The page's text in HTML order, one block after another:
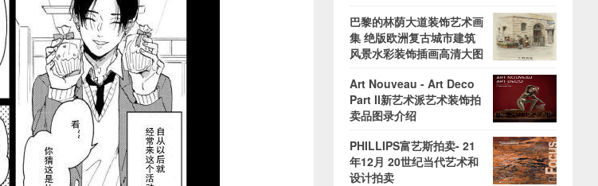
巴黎的林荫大道装饰艺术画
集 绝版欧洲复古城市建筑
风景水彩装饰插画高清大图
Art Nouveau - Art Deco
Part II新艺术派艺术装饰拍
卖品图录介绍
PHILLIPS富艺斯拍卖- 21
年12月 20世纪当代艺术和
设计拍卖